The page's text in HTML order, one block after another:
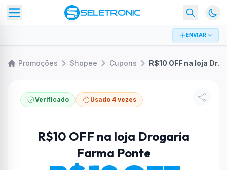
ENVIAR
Promoções Shopee Cupons R$10 OFF na loja Drogaria Farma Ponte
Verificado Usado 4 vezes
R$10 OFF na loja Drogaria
Farma Ponte